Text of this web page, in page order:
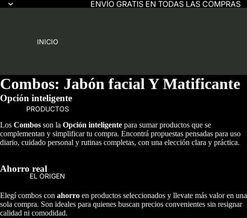
ENVÍO GRATIS EN TODAS LAS COMPRAS
INICIO
PRODUCTOS
EL ORIGEN
Combos: Jabón facial Y Matificante
Opción inteligente
Los Combos son la Opción inteligente para sumar productos que se
complementan y simplificar tu compra. Encontrá propuestas pensadas para uso
diario, cuidado personal y rutinas completas, con una elección clara y práctica.
Ahorro real
Elegí combos con ahorro en productos seleccionados y llevate más valor en una
sola compra. Son ideales para quienes buscan precios convenientes sin resignar
calidad ni comodidad.